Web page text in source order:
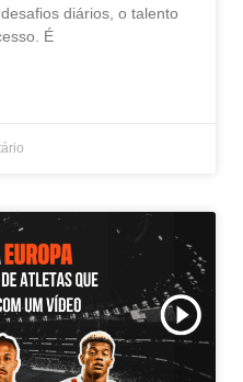
diários, o talento
É